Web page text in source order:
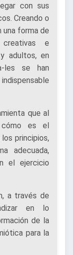
con sus
Creando o
una forma de
e
adultos, en
les se han
que al
cómo es el
principios,
adecuada,
el ejercicio
a través de
en lo
de la
para la